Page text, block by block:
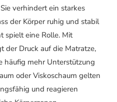
verhindert ein starkes
der Körper ruhig und stabil
spielt eine Rolle. Mit
der Druck auf die Matratze,
häufig mehr Unterstützung
oder Viskoschaum gelten
und reagieren